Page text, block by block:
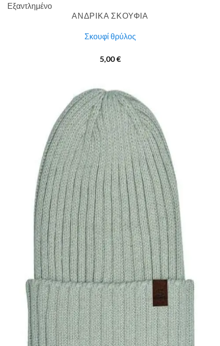
Εξαντλημένο
ΑΝΔΡΙΚΑ ΣΚΟΥΦΙΑ
Σκουφί θρύλος
5,00€
Quick View
Εξαντλημένο
ΑΝΔΡΙΚΑ ΣΚΟΥΦΙΑ
Ανδρικό σκουφί Stamion Accessories